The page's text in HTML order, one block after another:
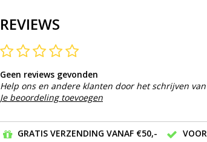
REVIEWS
Geen reviews gevonden
Help ons en andere klanten door het schrijven
Je beoordeling toevoegen
GRATIS VERZENDING VANAF €50,-